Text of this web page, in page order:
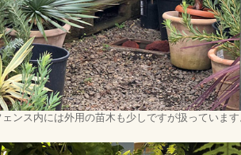
ンス内には外用の苗木も少しですが扱っていま